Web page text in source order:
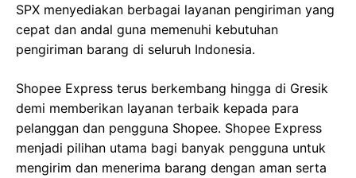
SPX menyediakan berbagai layanan pengiriman yang
cepat dan andal guna memenuhi kebutuhan
pengiriman barang di seluruh Indonesia.
Shopee Express terus berkembang hingga di Gresik
demi memberikan layanan terbaik kepada para
pelanggan dan pengguna Shopee. Shopee Express
menjadi pilihan utama bagi banyak pengguna untuk
mengirim dan menerima barang dengan aman serta